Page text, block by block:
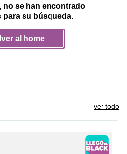
no se han encontrado
para su búsqueda.
al home
ver todo